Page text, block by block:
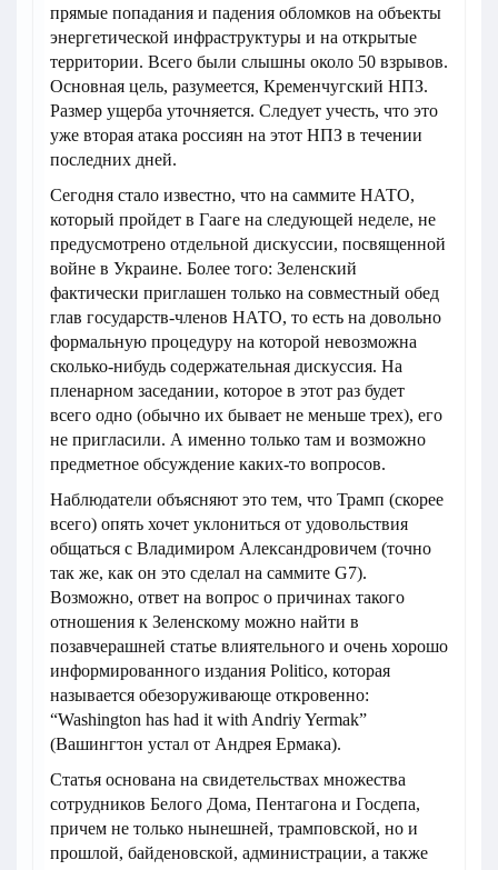
прямые попадания и падения обломков на объекты
энергетической инфраструктуры и на открытые
территории. Всего были слышны около 50 взрывов.
Основная цель, разумеется, Кременчугский НПЗ.
Размер ущерба уточняется. Следует учесть, что это
уже вторая атака россиян на этот НПЗ в течении
последних дней.
Сегодня стало известно, что на саммите НАТО,
который пройдет в Гааге на следующей неделе, не
предусмотрено отдельной дискуссии, посвященной
войне в Украине. Более того: Зеленский
фактически приглашен только на совместный обед
глав государств-членов НАТО, то есть на довольно
формальную процедуру на которой невозможна
сколько-нибудь содержательная дискуссия. На
пленарном заседании, которое в этот раз будет
всего одно (обычно их бывает не меньше трех), его
не пригласили. А именно только там и возможно
предметное обсуждение каких-то вопросов.
Наблюдатели объясняют это тем, что Трамп (скорее
всего) опять хочет уклониться от удовольствия
общаться с Владимиром Александровичем (точно
так же, как он это сделал на саммите G7).
Возможно, ответ на вопрос о причинах такого
отношения к Зеленскому можно найти в
позавчерашней статье влиятельного и очень хорошо
информированного издания Politico, которая
называется обезоруживающе откровенно:
“Washington has had it with Andriy Yermak”
(Вашингтон устал от Андрея Ермака).
Статья основана на свидетельствах множества
сотрудников Белого Дома, Пентагона и Госдепа,
причем не только нынешней, трамповской, но и
прошлой, байденовской, администрации, а также